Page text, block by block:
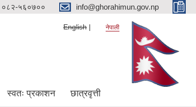
०८२-५६०७०० info@ghorahimun.gov.np
English नेपाली
स्वतः प्रकाशन छात्रवृत्ती